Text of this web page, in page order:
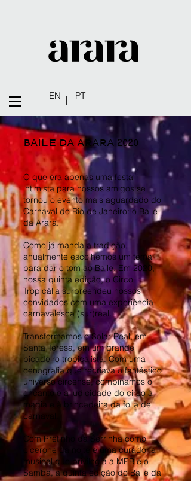
EN PT
BAILE DA ARARA 2020
O que era apenas uma festa
intimista para nossos amigos se
tornou o evento mais aguardado do
Carnaval do Rio de Janeiro: o Baile
da Arara.
Como já manda a tradição,
anualmente escolhemos um tema
para dar o tom ao Baile. Em 2020,
nossa quinta edição, o Circo
Tropicália surpreendeu nossos
convidados com uma experiência
carnavalesca (sur)real…
Transformamos o Solar Real, em
Santa Teresa, em um grande
picadeiro tropicalista. Com uma
cenografia que recriava o fantástico
universo circense, combinamos o
encanto e a ludicidade do circo à
magia e à brincadeira da folia de
carnaval.
Com Pretinho da Serrinha como
cicerone da noite e uma curadoria
musical que privilegia a MPB e o
Samba, a quinta edição do Baile da